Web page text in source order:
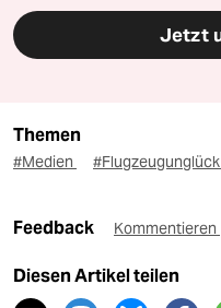
Jetzt
Themen
#Medien #Flugzeugunglück
Feedback Kommentieren
Diesen Artikel teilen